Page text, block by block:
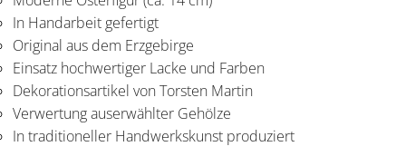
In Handarbeit gefertigt
Original aus dem Erzgebirge
Einsatz hochwertiger Lacke und Farben
Dekorationsartikel von Torsten Martin
Verwertung auserwählter Gehölze
In traditioneller Handwerkskunst produziert